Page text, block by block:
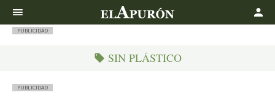
PUBLICIDAD
SIN PLÁSTICO
PUBLICIDAD